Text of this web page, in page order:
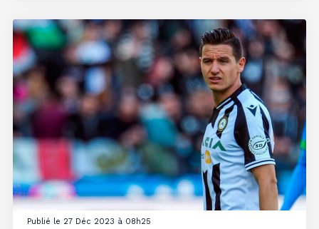
Publié le 27 Déc 2023 à 08h25